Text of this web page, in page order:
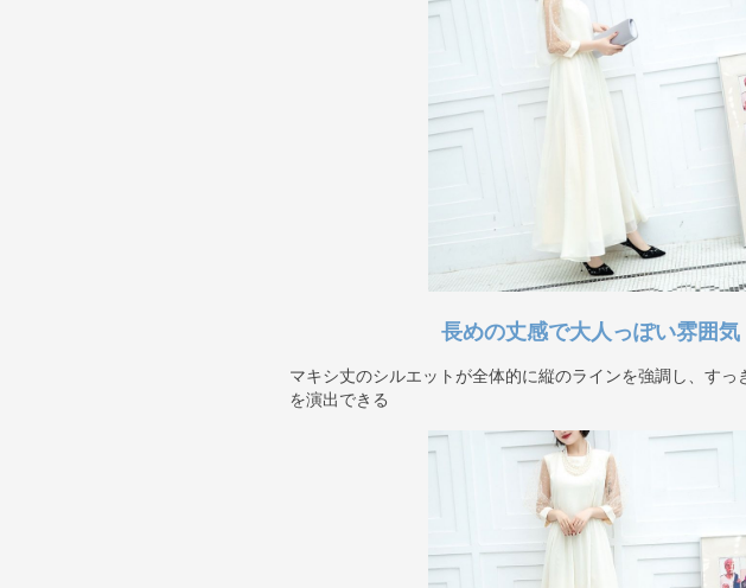
長めの丈感で大人っぽい雰囲気
マキシ丈のシルエットが全体的に縦のラインを強調し、すっ
を演出できる